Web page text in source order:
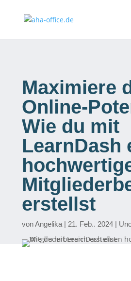
Maximiere
Online-
Wie du mit
LearnDash
erstellst
vonAngelika 21. Feb.. 2024